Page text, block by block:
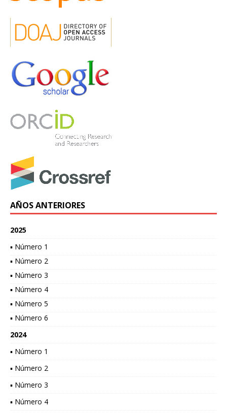
AÑOS ANTERIORES
2025
▪ Número 1
▪ Número 2
▪ Número 3
▪ Número 4
▪ Número 5
▪ Número 6
2024
▪ Número 1
▪ Número 2
▪ Número 3
▪ Número 4